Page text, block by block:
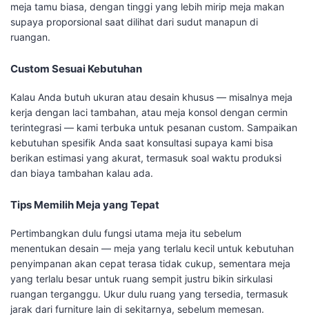
meja tamu biasa, dengan tinggi yang lebih mirip meja makan
supaya proporsional saat dilihat dari sudut manapun di
ruangan.
Custom Sesuai Kebutuhan
Kalau Anda butuh ukuran atau desain khusus — misalnya meja
kerja dengan laci tambahan, atau meja konsol dengan cermin
terintegrasi — kami terbuka untuk pesanan custom. Sampaikan
kebutuhan spesifik Anda saat konsultasi supaya kami bisa
berikan estimasi yang akurat, termasuk soal waktu produksi
dan biaya tambahan kalau ada.
Tips Memilih Meja yang Tepat
Pertimbangkan dulu fungsi utama meja itu sebelum
menentukan desain — meja yang terlalu kecil untuk kebutuhan
penyimpanan akan cepat terasa tidak cukup, sementara meja
yang terlalu besar untuk ruang sempit justru bikin sirkulasi
ruangan terganggu. Ukur dulu ruang yang tersedia, termasuk
jarak dari furniture lain di sekitarnya, sebelum memesan.